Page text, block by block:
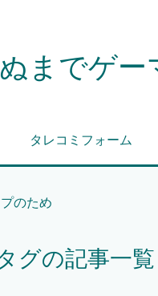
までゲー
タレコミフォーム
のため
グの記事一覧